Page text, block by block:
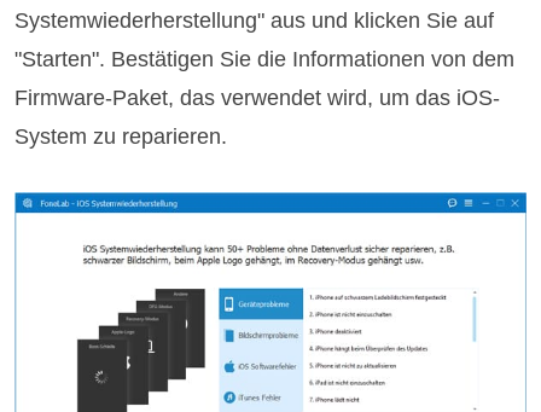
Systemwiederherstellung" aus und klicken Sie auf
"Starten". Bestätigen Sie die Informationen von dem
Firmware-Paket, das verwendet wird, um das iOS-
System zu reparieren.